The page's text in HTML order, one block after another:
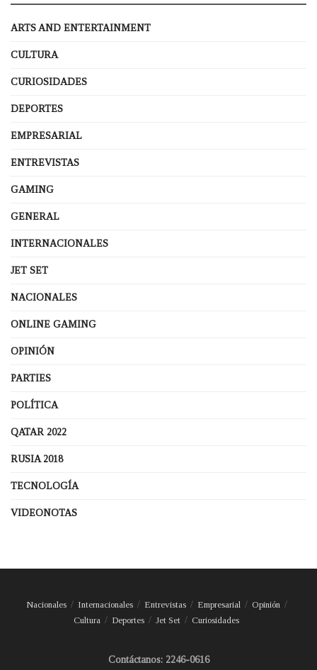
ARTS AND ENTERTAINMENT
CULTURA
CURIOSIDADES
DEPORTES
EMPRESARIAL
ENTREVISTAS
GAMING
GENERAL
INTERNACIONALES
JET SET
NACIONALES
ONLINE GAMING
OPINIÓN
PARTIES
POLÍTICA
QATAR 2022
RUSIA 2018
TECNOLOGÍA
VIDEONOTAS
Nacionales Internacionales Entrevistas Empresarial
Opinión
Cultura
Deportes Jet Set Curiosidades
Contáctanos: 2246-0616